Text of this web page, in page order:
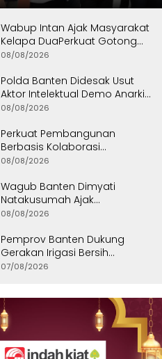
di Curug
Wabup Intan Ajak Masyarakat
Kelapa DuaPerkuat Gotong
Royong dan Persatuan
08/08/2026
Polda Banten Didesak Usut
Aktor Intelektual Demo Anarkis
di PT PEMI
08/08/2026
Perkuat Pembangunan
Berbasis Kolaborasi
Masyarakat, Walikota
2026
08/08/2026
Wagub Banten Dimyati
Natakusumah Ajak
Masyarakat Teladani Sifat Nabi
08/08/2026
Pemprov Banten Dukung
Gerakan Irigasi Bersih
Kementerian Pekerjaan Umum
07/08/2026